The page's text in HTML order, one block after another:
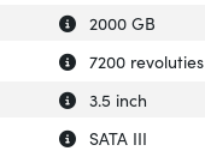
Uitleg over 'HDD
Verberg uitleg
2000 GB
Uitleg over 'HDD
Verberg uitleg
7200
Uitleg over
Verberg uitleg
3.5 inch
Uitleg over
Verberg uitleg
SATA III